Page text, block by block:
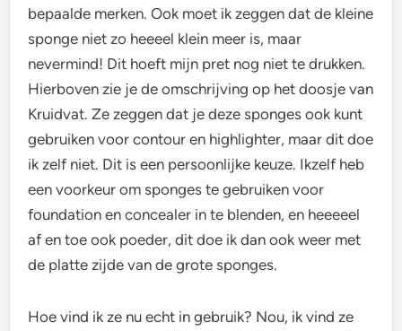
bepaalde merken. Ook moet ik zeggen dat de kleine
sponge niet zo heeeel klein meer is, maar
nevermind! Dit hoeft mijn pret nog niet te drukken.
Hierboven zie je de omschrijving op het doosje van
Kruidvat. Ze zeggen dat je deze sponges ook kunt
gebruiken voor contour en highlighter, maar dit doe
ik zelf niet. Dit is een persoonlijke keuze. Ikzelf heb
een voorkeur om sponges te gebruiken voor
foundation en concealer in te blenden, en heeeeel
af en toe ook poeder, dit doe ik dan ook weer met
de platte zijde van de grote sponges.
Hoe vind ik ze nu echt in gebruik? Nou, ik vind ze